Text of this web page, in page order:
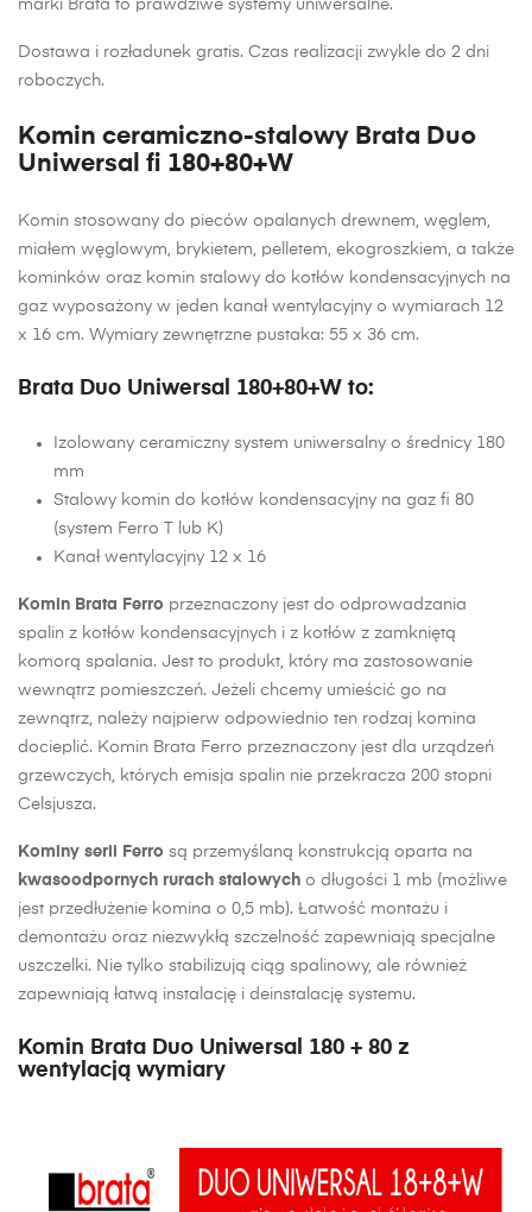
marki Brata to prawdziwe systemy uniwersalne.
Dostawa i rozładunek gratis. Czas realizacji zwykle do 2 dni
roboczych.
Komin ceramiczno-stalowy Brata Duo
Uniwersal fi 180+80+W
Komin stosowany do pieców opalanych drewnem, węglem,
miałem węglowym, brykietem, pelletem, ekogroszkiem, a także
kominków oraz komin stalowy do kotłów kondensacyjnych na
gaz wyposażony w jeden kanał wentylacyjny o wymiarach 12
x 16 cm. Wymiary zewnętrzne pustaka: 55 x 36 cm.
Brata Duo Uniwersal 180+80+W to:
Izolowany ceramiczny system uniwersalny o średnicy 180
mm
Stalowy komin do kotłów kondensacyjny na gaz fi 80
(system Ferro T lub K)
Kanał wentylacyjny 12 x 16
Komin Brata Ferro przeznaczony jest do odprowadzania
spalin z kotłów kondensacyjnych i z kotłów z zamkniętą
komorą spalania. Jest to produkt, który ma zastosowanie
wewnątrz pomieszczeń. Jeżeli chcemy umieścić go na
zewnątrz, należy najpierw odpowiednio ten rodzaj komina
docieplić. Komin Brata Ferro przeznaczony jest dla urządzeń
grzewczych, których emisja spalin nie przekracza 200 stopni
Celsjusza.
Kominy serii Ferro są przemyślaną konstrukcją oparta na
kwasoodpornych rurach stalowych o długości 1 mb (możliwe
jest przedłużenie komina o 0,5 mb). Łatwość montażu i
demontażu oraz niezwykłą szczelność zapewniają specjalne
uszczelki. Nie tylko stabilizują ciąg spalinowy, ale również
zapewniają łatwą instalację i deinstalację systemu.
Komin Brata Duo Uniwersal 180 + 80 z
wentylacją wymiary